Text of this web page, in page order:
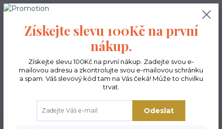
0,00 Kč
Kabelky ekologické Kabelky velké Kabelky City sv.šedé
Získejte slevu 100Kč na první
nákup.
Získejte slevu 100Kč na první nákup. Zadejte svou e-
mailovou adresu a zkontrolujte svou e-mailovou schránku
a spam. Váš slevový kód tam na Vás čeká! Může to chvilku
trvat.
Odeslat